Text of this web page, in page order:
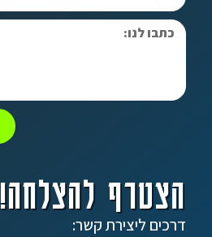
הצטרף להצלחה!
דרכים ליצירת קשר: